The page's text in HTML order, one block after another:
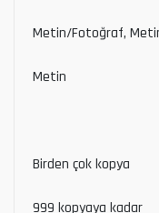
Metin/Fotoğraf,
Metin
Birden çok kopya
999 kopyaya kadar